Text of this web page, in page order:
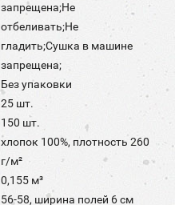
запрещена;Не
отбеливать;Не
гладить;Сушка в машине
запрещена;
Без упаковки
25 шт.
150 шт.
хлопок 100%, плотность 260
г/м²
0,155 м³
56-58, ширина полей 6 см